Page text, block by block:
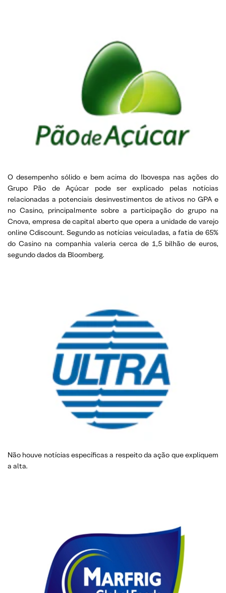
O desempenho sólido e bem acima do Ibovespa nas ações do
Grupo Pão de Açúcar pode ser explicado pelas notícias
relacionadas a potenciais desinvestimentos de ativos no GPA e
no Casino, principalmente sobre a participação do grupo na
Cnova, empresa de capital aberto que opera a unidade de varejo
online Cdiscount. Segundo as notícias veiculadas, a fatia de 65%
do Casino na companhia valeria cerca de 1,5 bilhão de euros,
segundo dados da Bloomberg.
Não houve notícias específicas a respeito da ação que expliquem
a alta.